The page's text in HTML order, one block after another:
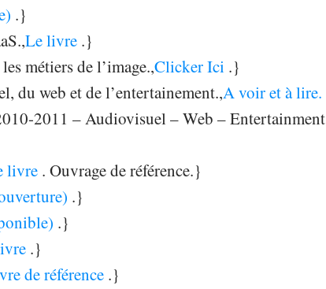
.}
Le livre .}
métiers de l’image.,Clicker Ici .}
du web et de l’entertainement.,A voir et à lire.
2011 – Audiovisuel – Web – Entertainment
livre . Ouvrage de référence.}
.}
.}
.}
de référence .}